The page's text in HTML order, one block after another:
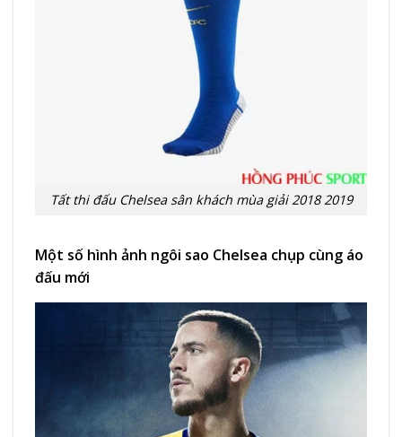
Tất thi đấu Chelsea sân khách mùa giải 2018 2019
Một số hình ảnh ngôi sao Chelsea chụp cùng áo
đấu mới